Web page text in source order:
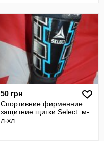
50 грн
Спортивние фирменние
защитние щитки Select. м-
л-хл